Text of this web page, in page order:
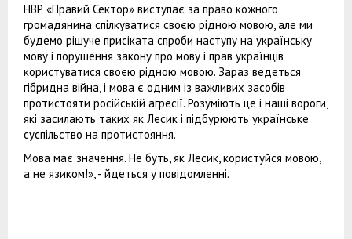
НВР «Правий Сектор» виступає за право кожного
громадянина спілкуватися своєю рідною мовою, але ми
будемо рішуче присіката спроби наступу на українську
мову і порушення закону про мову і прав українців
користуватися своєю рідною мовою. Зараз ведеться
гібридна війна, і мова є одним із важливих засобів
протистояти російській агресії. Розуміють це і наші вороги,
які засилають таких як Лесик і підбурюють українське
суспільство на протистояння.
Мова має значення. Не буть, як Лесик, користуйся мовою,
а не язиком!», - йдеться у повідомленні.